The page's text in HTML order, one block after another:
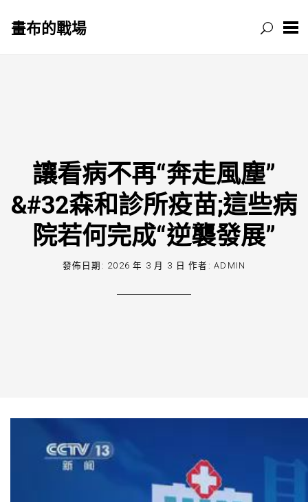
畫布的戰場
讓看病不再“奔走風塵”
&#32森和診所疫苗;這些病
院若何完成“逆襲發展”
發佈日期: 2026 年 3 月 3 日 作者:ADMIN